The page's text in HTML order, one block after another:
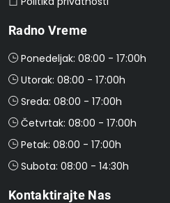
Radno Vreme
Ponedeljak: 08:00 - 17:00h
Utorak: 08:00 - 17:00h
Sreda: 08:00 - 17:00h
Četvrtak: 08:00 - 17:00h
Petak: 08:00 - 17:00h
Subota: 08:00 - 14:30h
Kontaktirajte Nas